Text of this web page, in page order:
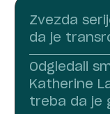
Zvezda
da je
Odgledali
Katherine
treba da je